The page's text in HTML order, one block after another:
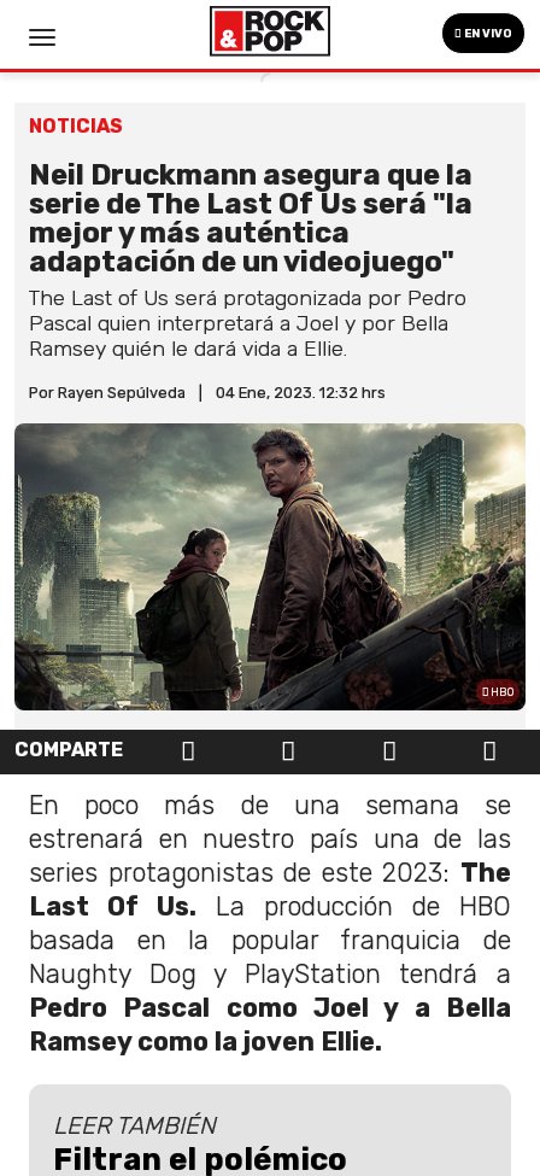
EN VIVO
NOTICIAS
Neil Druckmann asegura que la
serie de The Last Of Us será "la
mejor y más auténtica
adaptación de un videojuego"
The Last of Us será protagonizada por Pedro
Pascal quien interpretará a Joel y por Bella
Ramsey quién le dará vida a Ellie.
Por Rayen Sepúlveda 04 Ene, 2023. 12:32 hrs
HBO
COMPARTE
En poco más de una semana se
estrenará en nuestro país una de las
series protagonistas de este 2023: The
Last Of Us. La producción de HBO
basada en la popular franquicia de
Naughty Dog y PlayStation tendrá a
Pedro Pascal como Joel y a Bella
Ramsey como la joven Ellie.
LEER TAMBIÉN
Filtran el polémico